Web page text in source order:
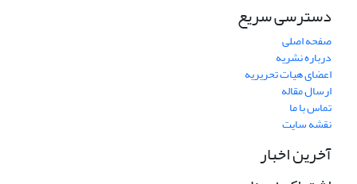
دسترسی سریع
صفحه اصلی
درباره نشریه
اعضای هیات تحریریه
ارسال مقاله
تماس با ما
نقشه سایت
آخرین اخبار